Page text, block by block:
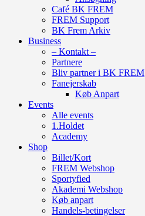
Café BK FREM
FREM Support
BK Frem Arkiv
Business
– Kontakt –
Partnere
Bliv partner i BK FREM
Fanejerskab
Køb Anpart
Events
Alle events
1.Holdet
Academy
Shop
Billet/Kort
FREM Webshop
Sportyfied
Akademi Webshop
Køb anpart
Handels-betingelser